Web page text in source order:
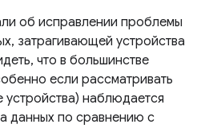
об исправлении проблемы
затрагивающей устройства
что в большинстве
если рассматривать
устройства) наблюдается
данных по сравнению с